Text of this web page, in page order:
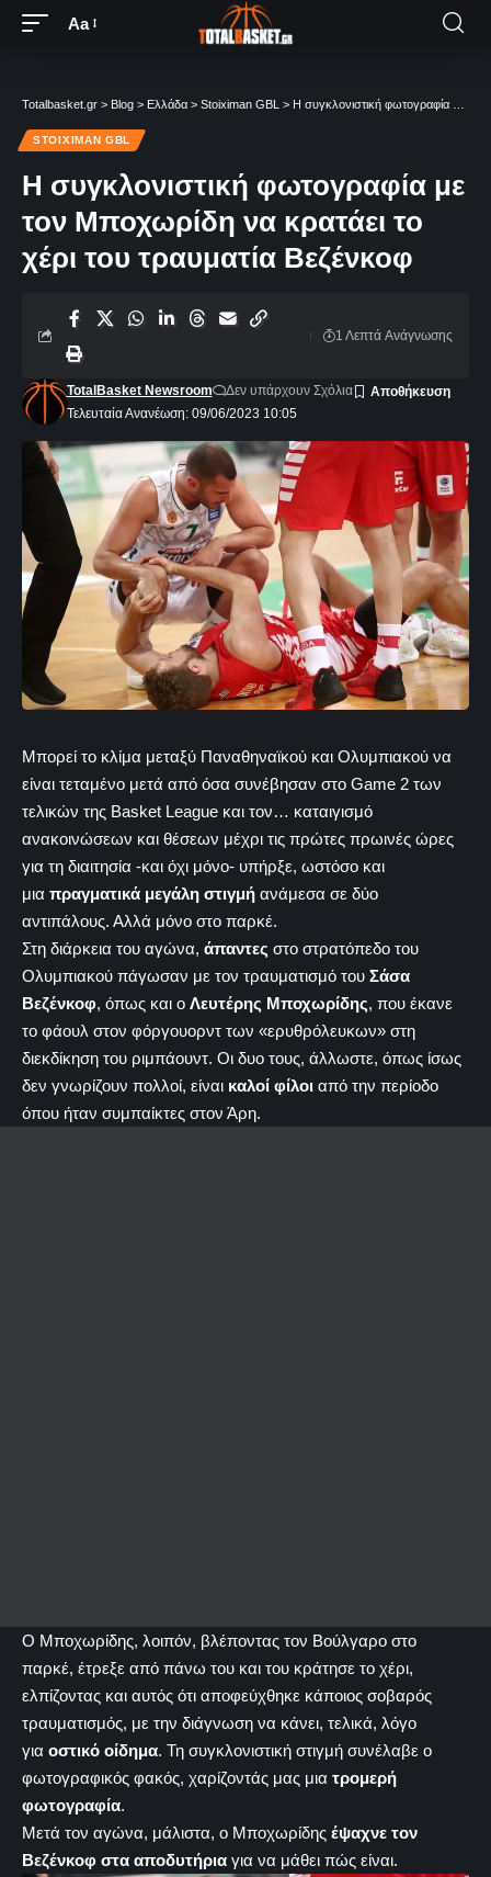
Aa
Totalbasket.gr > Blog > Ελλάδα > Stoiximan GBL > Η συγκλονιστική φωτογραφία με τον Μποχωρίδη να κρατάει το χέρι του τραυματία Βεζένκοφ
STOIXIMAN GBL
Η συγκλονιστική φωτογραφία με
τον Μποχωρίδη να κρατάει το
χέρι του τραυματία Βεζένκοφ
Τελευταία Ανανέωση: 09/06/2023 10:05
TotalBasket Newsroom Δεν υπάρχουν Σχόλια
1 Λεπτά Aνάγνωσης
Μπορεί το κλίμα μεταξύ Παναθηναϊκού και Ολυμπιακού να
είναι τεταμένο μετά από όσα συνέβησαν στο Game 2 των
τελικών της Basket League και τον… καταιγισμό
ανακοινώσεων και θέσεων μέχρι τις πρώτες πρωινές ώρες
για τη διαιτησία -και όχι μόνο- υπήρξε, ωστόσο και
μια πραγματικά μεγάλη στιγμή ανάμεσα σε δύο
αντιπάλους. Αλλά μόνο στο παρκέ.
Στη διάρκεια του αγώνα, άπαντες στο στρατόπεδο του
Ολυμπιακού πάγωσαν με τον τραυματισμό του Σάσα
Βεζένκοφ, όπως και ο Λευτέρης Μποχωρίδης, που έκανε
το φάουλ στον φόργουορντ των «ερυθρόλευκων» στη
διεκδίκηση του ριμπάουντ. Οι δυο τους, άλλωστε, όπως ίσως
δεν γνωρίζουν πολλοί, είναι καλοί φίλοι από την περίοδο
όπου ήταν συμπαίκτες στον Άρη.
Ο Μποχωρίδης, λοιπόν, βλέποντας τον Βούλγαρο στο
παρκέ, έτρεξε από πάνω του και του κράτησε το χέρι,
ελπίζοντας και αυτός ότι αποφεύχθηκε κάποιος σοβαρός
τραυματισμός, με την διάγνωση να κάνει, τελικά, λόγο
για οστικό οίδημα. Τη συγκλονιστική στιγμή συνέλαβε ο
φωτογραφικός φακός, χαρίζοντάς μας μια τρομερή
φωτογραφία.
Μετά τον αγώνα, μάλιστα, ο Μποχωρίδης έψαχνε τον
Βεζένκοφ στα αποδυτήρια για να μάθει πώς είναι.